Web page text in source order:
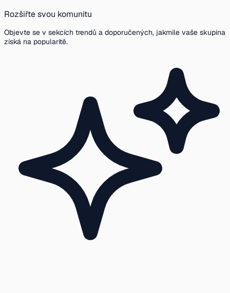
Rozšiřte svou komunitu
Objevte se v sekcích trendů a doporučených, jakmile vaše skupina
získá na popularitě.